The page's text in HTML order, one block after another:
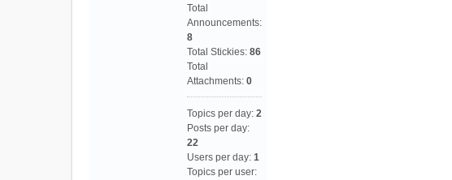
Total
Announcements:
8
Total Stickies: 86
Total
Attachments: 0
Topics per day: 2
Posts per day:
22
Users per day: 1
Topics per user: